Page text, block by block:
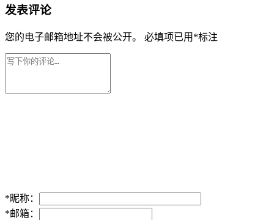
发表评论
您的电子邮箱地址不会被公开。 必填项已用 *标注
*昵称：
*邮箱：